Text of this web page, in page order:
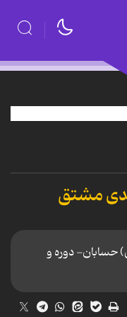
مشتق
حسابان- دوره و